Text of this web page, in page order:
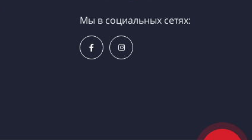
Мы в социальных сетях: